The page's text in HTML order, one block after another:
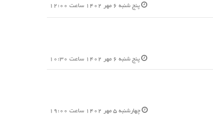
پنج شنبه 6 مهر 1402 ساعت 12:00
پنج شنبه 6 مهر 1402 ساعت 10:30
چهارشنبه 5 مهر 1402 ساعت 19:00